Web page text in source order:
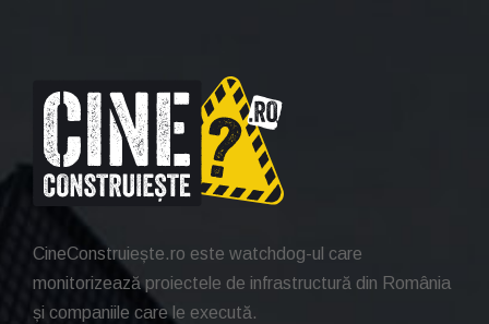
CineConstruiește.ro este watchdog-ul care
monitorizează proiectele de infrastructură din România
și companiile care le execută.